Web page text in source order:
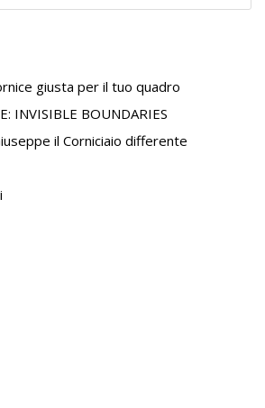
giusta per il tuo quadro
INVISIBLE BOUNDARIES
il Corniciaio differente